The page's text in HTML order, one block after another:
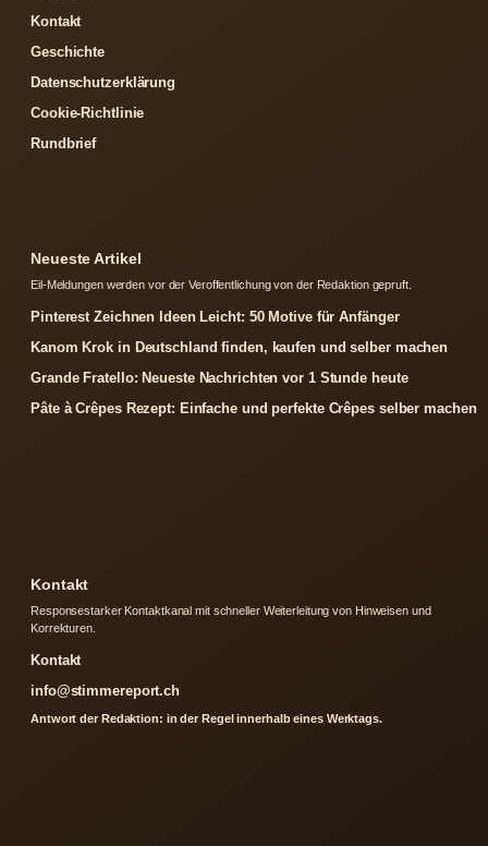
Kontakt
Geschichte
Datenschutzerklärung
Cookie-Richtlinie
Rundbrief
Neueste Artikel
Eil-Meldungen werden vor der Veroffentlichung von der Redaktion gepruft.
Pinterest Zeichnen Ideen Leicht: 50 Motive für Anfänger
Kanom Krok in Deutschland finden, kaufen und selber machen
Grande Fratello: Neueste Nachrichten vor 1 Stunde heute
Pâte à Crêpes Rezept: Einfache und perfekte Crêpes selber machen
Kontakt
Responsestarker Kontaktkanal mit schneller Weiterleitung von Hinweisen und
Korrekturen.
Kontakt
info@stimmereport.ch
Antwort der Redaktion: in der Regel innerhalb eines Werktags.